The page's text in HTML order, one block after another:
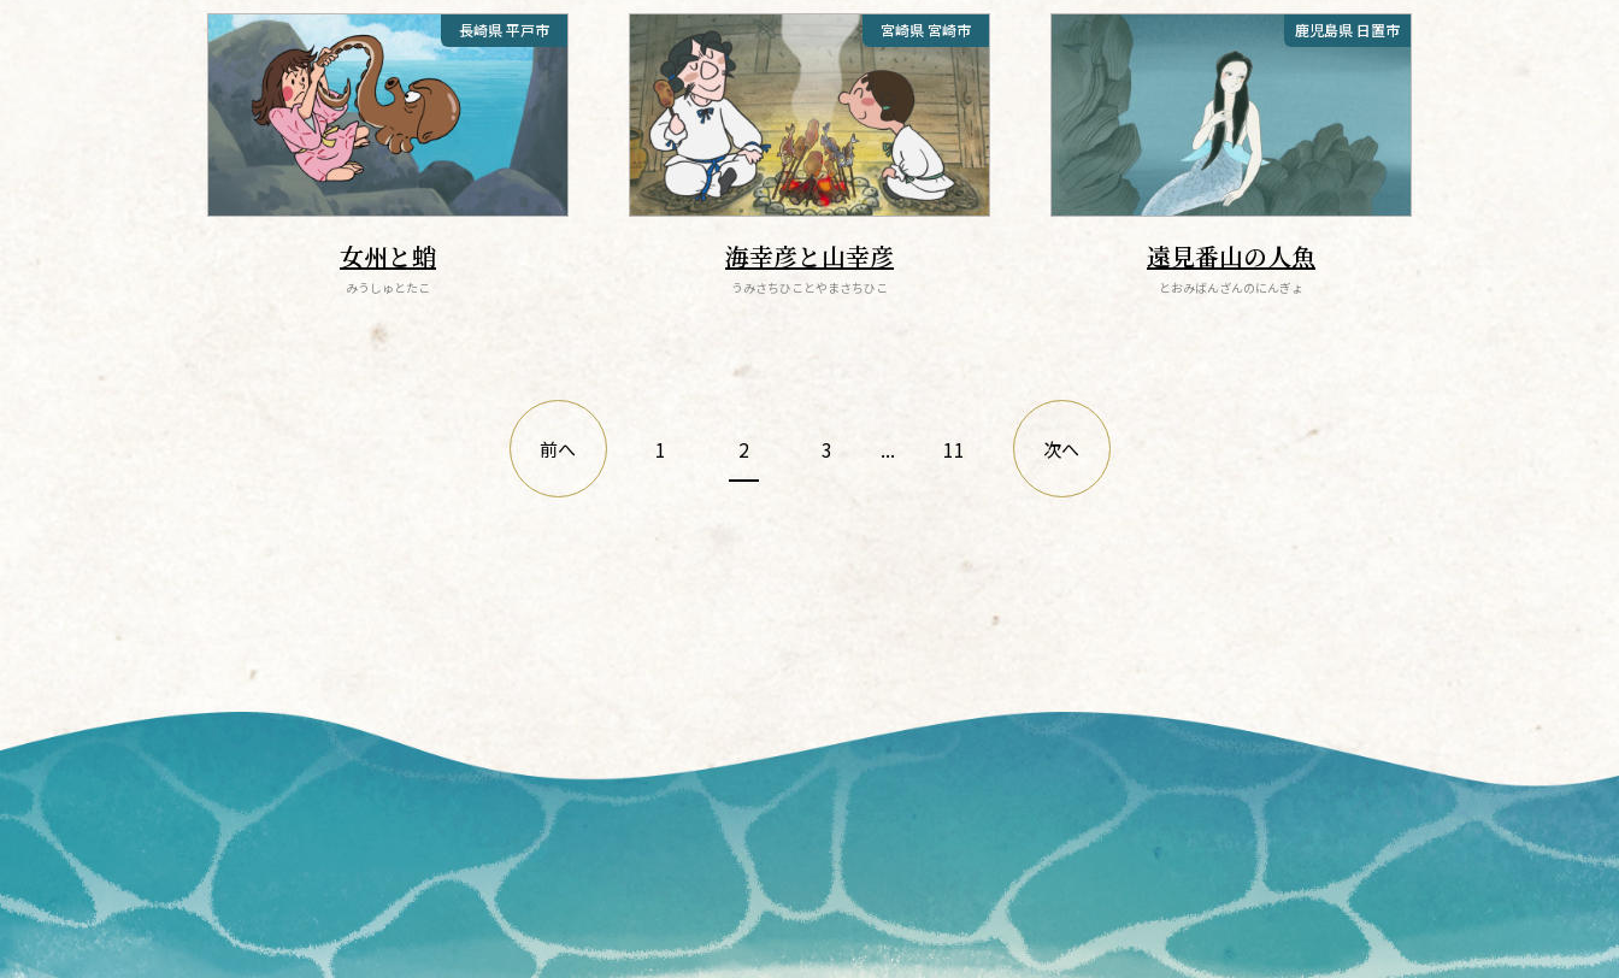
長崎県 平戸市
女州と蛸
みうしゅとたこ
宮崎県 宮崎市
海幸彦と山幸彦
うみさちひことやまさちひこ
鹿児島県 日置市
遠見番山の人魚
とおみばんざんのにんぎょ
前へ 1 2 3 ... 11 次へ